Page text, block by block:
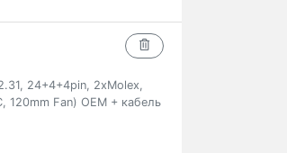
24+4+4pin, 2xMolex,
120mm Fan) OEM + кабель